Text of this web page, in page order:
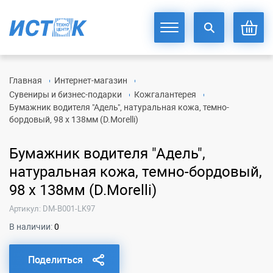
Главная
Интернет-магазин
Сувениры и бизнес-подарки
Кожгалантерея
Бумажник водителя "Адель", натуральная кожа, темно-
бордовый, 98 x 138мм (D.Morelli)
Бумажник водителя "Адель",
натуральная кожа, темно-бордовый,
98 x 138мм (D.Morelli)
Артикул: DM-B001-LK97
В наличии:0
Поделиться